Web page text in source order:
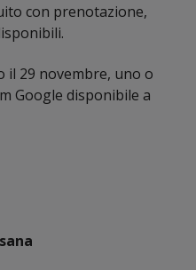
con prenotazione,
il 29 novembre, uno o
Google disponibile a